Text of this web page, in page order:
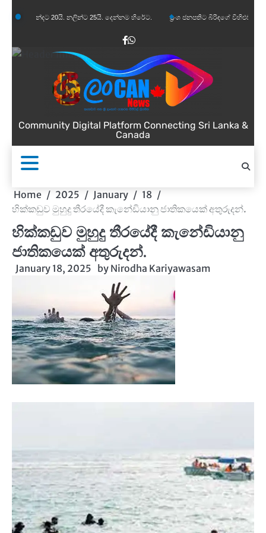
to20යි. නලින්ට 25යි. දෙන්නම හිරේට. ප්‍රංශ ජනපතිට බිරිඳගේ විහිළුවක්. විහිළුවදුරදිග
Facebook
WhatsApp
Community Digital Platform Connecting Sri Lanka &
Canada
Home 2025 January
18
හික්කඩුව මුහුදු තීරයේදී කැනේඩියානු ජාතිකයෙක් අතුරුදන්.
හික්කඩුව මුහුදු තීරයේදී කැනේඩියානු
ජාතිකයෙක් අතුරුදන්.
January 18, 2025 by Nirodha Kariyawasam